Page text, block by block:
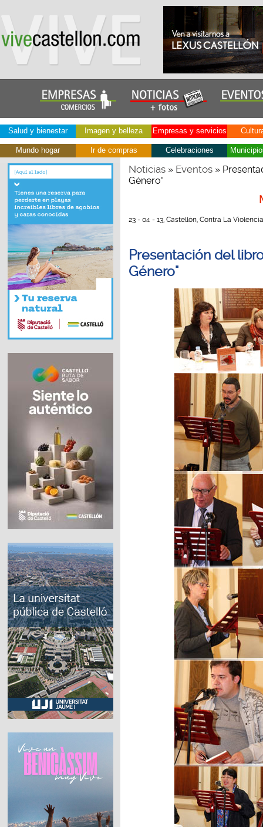
Salud y bienestar Imagen y belleza Empresas y servicios
Mundo hogar Ir de compras Celebraciones
Noticias» Eventos»
Género"
23 - 04 - 13, Castellón, Contra La
Presentación del
Género"